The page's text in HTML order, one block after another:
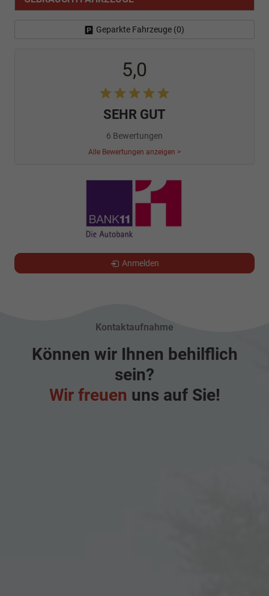
Geparkte Fahrzeuge (0)
5,0
SEHR GUT
6 Bewertungen
Alle Bewertungen anzeigen >
Anmelden
Kontaktaufnahme
Können wir Ihnen behilflich
sein?
Wir freuen uns auf Sie!